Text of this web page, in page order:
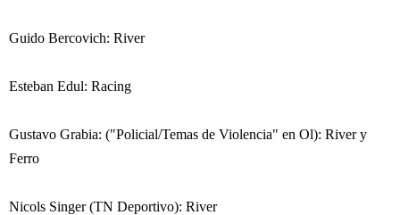
Guido Bercovich: River
Esteban Edul: Racing
Gustavo Grabia: ("Policial/Temas de Violencia" en Ol): River y
Ferro
Nicols Singer (TN Deportivo): River